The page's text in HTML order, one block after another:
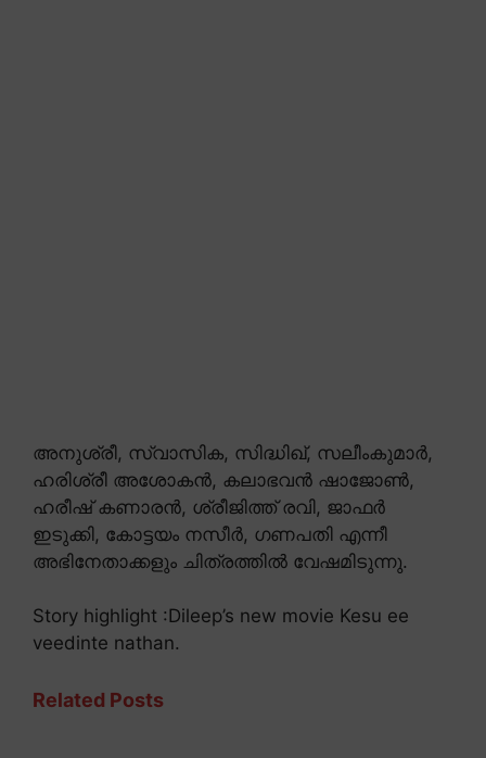
അനുശ്രീ, സ്വാസിക, സിദ്ധിഖ്, സലീംകുമാർ,
ഹരിശ്രീ അശോകൻ, കലാഭവൻ ഷാജോൺ,
ഹരീഷ് കണാരൻ, ശ്രീജിത്ത് രവി, ജാഫർ
ഇടുക്കി, കോട്ടയം നസീർ, ഗണപതി എന്നീ
അഭിനേതാക്കളും ചിത്രത്തിൽ വേഷമിടുന്നു.
Story highlight :Dileep’s new movie Kesu ee
veedinte nathan.
Related Posts